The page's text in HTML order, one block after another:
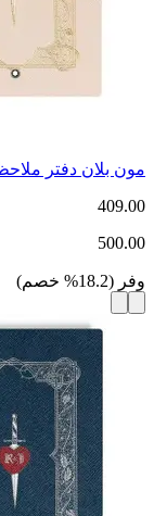
مون بلان دفتر
409.00
500.00
وفر (
18.2
% خصم)